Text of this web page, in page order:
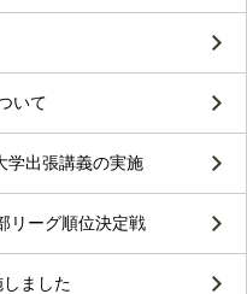
いて
学出張講義の実施
リーグ順位決定戦
ました